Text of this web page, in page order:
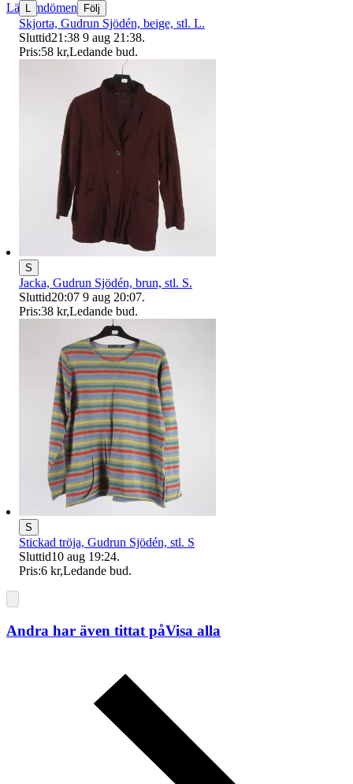
Läs omdömen Följ
Skjorta, Gudrun Sjödén, beige, stl. L.
Sluttid21:38 9 aug 21:38.
Pris:58 kr,Ledande bud.
S
Jacka, Gudrun Sjödén, brun, stl. S.
Sluttid20:07 9 aug 20:07.
Pris:38 kr,Ledande bud.
S
Stickad tröja, Gudrun Sjödén, stl. S
Sluttid10 aug 19:24.
Pris:6 kr,Ledande bud.
Andra har även tittat påVisa alla